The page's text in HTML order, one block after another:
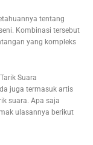
tentang
Kombinasi tersebut
yang kompleks
Suara
juga termasuk artis
suara. Apa saja
ulasannya berikut